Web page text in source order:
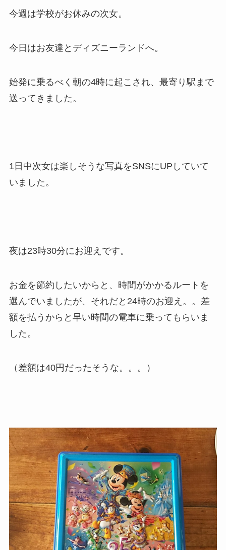
今週は学校がお休みの次女。
今日はお友達とディズニーランドへ。
始発に乗るべく朝の4時に起こされ、最寄り駅まで
送ってきました。
1日中次女は楽しそうな写真をSNSにUPしていて
いました。
夜は23時30分にお迎えです。
お金を節約したいからと、時間がかかるルートを
選んでいましたが、それだと24時のお迎え。。差
額を払うからと早い時間の電車に乗ってもらいま
した。
（差額は40円だったそうな。。。）